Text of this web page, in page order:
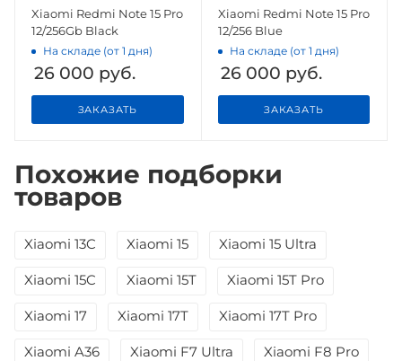
Xiaomi Redmi Note 15 Pro
12/256Gb Black
На складе (от 1 дня)
26 000 руб.
ЗАКАЗАТЬ
Xiaomi Redmi Note 15 Pro
12/256 Blue
На складе (от 1 дня)
26 000 руб.
ЗАКАЗАТЬ
Похожие подборки
товаров
Xiaomi 13C Xiaomi 15 Xiaomi 15 Ultra
Xiaomi 15C Xiaomi 15T Xiaomi 15T Pro
Xiaomi 17 Xiaomi 17T Xiaomi 17T Pro
Xiaomi A36 Xiaomi F7 Ultra Xiaomi F8 Pro